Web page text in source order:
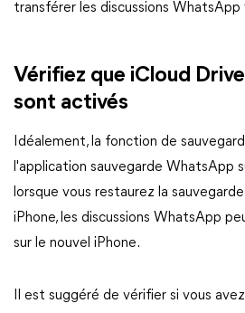
transférer les discussions WhatsApp
Vérifiez que iCloud
sont activés
Idéalement, la fonction de
l'application sauvegarde WhatsApp
lorsque vous restaurez la
iPhone, les discussions WhatsApp
sur le nouvel iPhone.
Il est suggéré de vérifier si vous